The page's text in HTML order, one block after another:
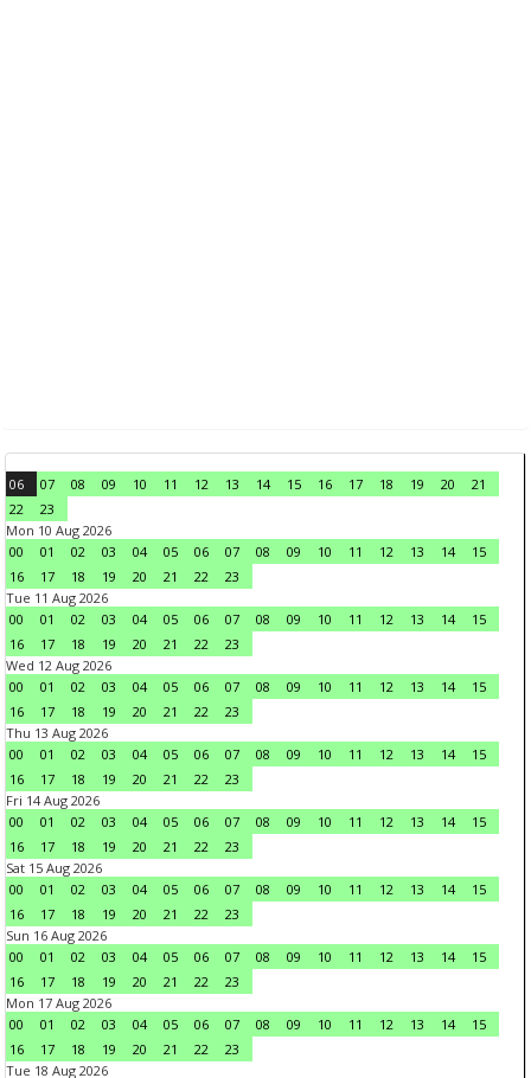
06 07 08 09 10 11 12 13 14 15 16 17 18 19 20
21
22
23
Mon 10 Aug 2026
00
01 02 03 04 05 06 07 08 09 10 11 12 13 14
15
16
17 18 19 20 21 22
23
Tue 11 Aug 2026
00
01 02 03 04 05 06 07 08 09 10 11 12 13 14
15
16
17 18 19 20 21 22
23
Wed 12 Aug 2026
00
01 02 03 04 05 06 07 08 09 10 11 12 13 14
15
16
17 18 19 20 21 22
23
Thu 13 Aug 2026
00
01 02 03 04 05 06 07 08 09 10 11 12 13 14
15
16
17 18 19 20 21 22
23
Fri 14 Aug 2026
00
01 02 03 04 05 06 07 08 09 10 11 12 13 14
15
16
17 18 19 20 21 22
23
Sat 15 Aug 2026
00
01 02 03 04 05 06 07 08 09 10 11 12 13 14
15
16
17 18 19 20 21 22
23
Sun 16 Aug 2026
00
01 02 03 04 05 06 07 08 09 10 11 12 13 14
15
16
17 18 19 20 21 22
23
Mon 17 Aug 2026
00
01 02 03 04 05 06 07 08 09 10 11 12 13 14
15
16
17 18 19 20 21 22
23
Tue 18 Aug 2026